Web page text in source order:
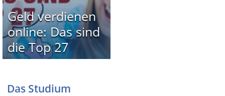
Geld verdienen
online: Das sind
die Top 27
Das Studium